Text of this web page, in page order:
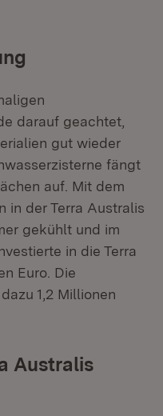
darauf geachtet,
gut wieder
fängt
auf. Mit dem
in der Terra Australis
gekühlt und im
in die Terra
Euro. Die
1,2 Millionen
Australis